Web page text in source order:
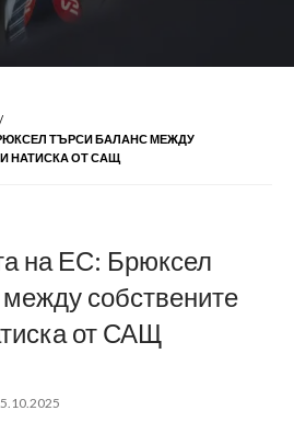
ТЪРСИ БАЛАНС МЕЖДУ
НАТИСКА ОТ САЩ
на ЕС: Брюксел
собствените
от САЩ